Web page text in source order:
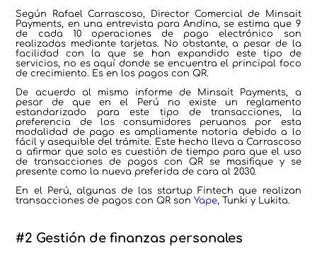
Según Rafael Carrascoso, Director Comercial de Minsait
Payments, en una entrevista para Andina, se estima que 9
de cada 10 operaciones de pago electrónico son
realizadas mediante tarjetas. No obstante, a pesar de la
facilidad con la que se han expandido este tipo de
servicios, no es aquí donde se encuentra el principal foco
de crecimiento. Es en los pagos con QR.
De acuerdo al mismo informe de Minsait Payments, a
pesar de que en el Perú no existe un reglamento
estandarizado para este tipo de transacciones, la
preferencia de los consumidores peruanos por esta
modalidad de pago es ampliamente notoria debido a lo
fácil y asequible del trámite. Este hecho lleva a Carrascoso
a afirmar que solo es cuestión de tiempo para que el uso
de transacciones de pagos con QR se masifique y se
presente como la nueva preferida de cara al 2030.
En el Perú, algunas de las startup Fintech que realizan
transacciones de pagos con QR sonYape, Tunki y Lukita.
#2 Gestión de finanzas personales